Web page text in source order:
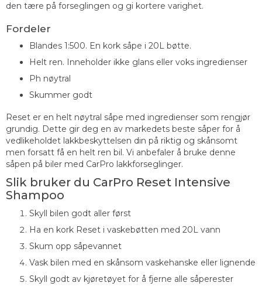
den tære på forseglingen og gi kortere varighet.
Fordeler
Blandes 1:500. En kork såpe i 20L bøtte.
Helt ren. Inneholder ikke glans eller voks ingredienser
Ph nøytral
Skummer godt
Reset er en helt nøytral såpe med ingredienser som rengjør
grundig. Dette gir deg en av markedets beste såper for å
vedlikeholdet lakkbeskyttelsen din på riktig og skånsomt
men forsatt få en helt ren bil. Vi anbefaler å bruke denne
såpen på biler med CarPro lakkforseglinger.
Slik bruker du CarPro Reset Intensive
Shampoo
Skyll bilen godt aller først
Ha en kork Reset i vaskebøtten med 20L vann
Skum opp såpevannet
Vask bilen med en skånsom vaskehanske eller lignende
Skyll godt av kjøretøyet for å fjerne alle såperester